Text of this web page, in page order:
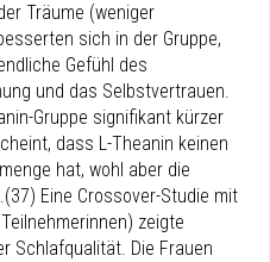
Träume (weniger
sich in der Gruppe,
Gefühl des
und das Selbstvertrauen.
Gruppe signifikant kürzer
dass L-Theanin keinen
hat, wohl aber die
Eine Crossover-Studie mit
zeigte
Schlafqualität. Die Frauen